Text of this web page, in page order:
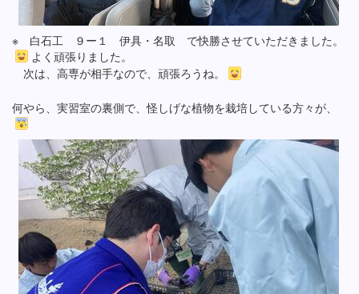
※ 白石工 ９ー１ 伊具・名取 で快勝させていただきました。
よく頑張りました。
次は、高専が相手なので、頑張ろうね。
何やら、実習室の裏側で、怪しげな植物を栽培している方々が、